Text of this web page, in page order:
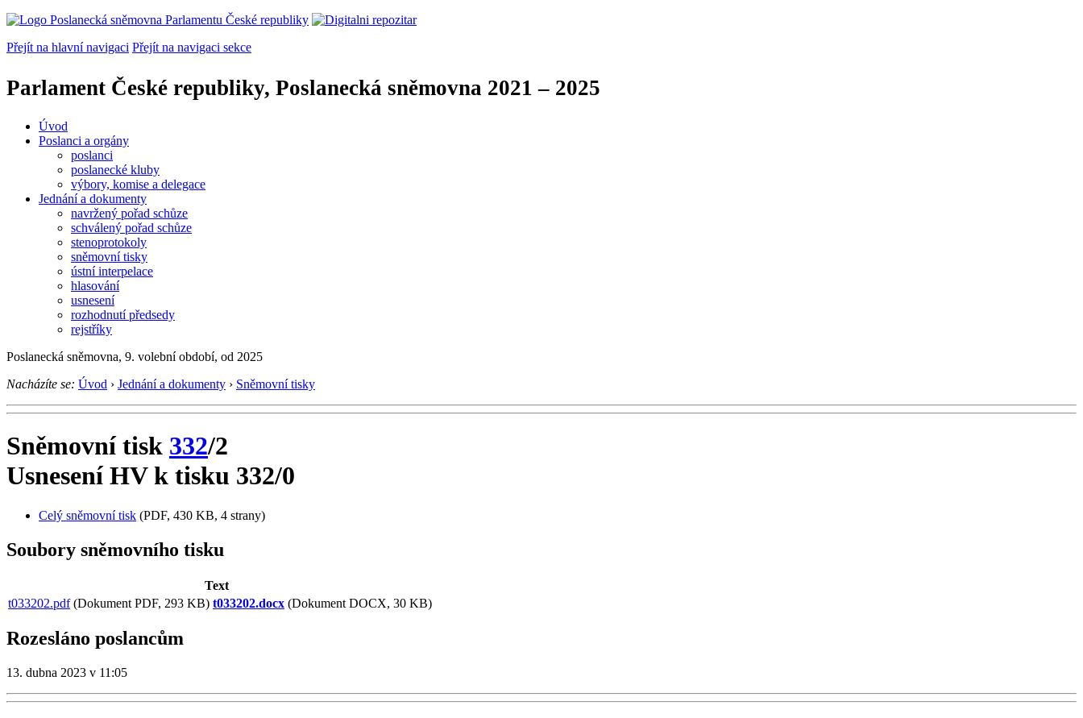
Přejít na hlavní navigaci Přejít na navigaci sekce
Parlament České republiky, Poslanecká sněmovna 2021 – 2025
Úvod
Poslanci a orgány
poslanci
poslanecké kluby
výbory, komise a delegace
Jednání a dokumenty
navržený pořad schůze
schválený pořad schůze
stenoprotokoly
sněmovní tisky
ústní interpelace
hlasování
usnesení
rozhodnutí předsedy
rejstříky
Poslanecká sněmovna, 9. volební období, od 2025
Nacházíte se: Úvod › Jednání a dokumenty › Sněmovní tisky
Sněmovní tisk 332/2
Usnesení HV k tisku 332/0
Celý sněmovní tisk (PDF, 430 KB, 4 strany)
Soubory sněmovního tisku
Text
t033202.pdf(Dokument PDF, 293 KB) t033202.docx (Dokument DOCX, 30 KB)
Rozesláno poslancům
13. dubna 2023 v 11:05